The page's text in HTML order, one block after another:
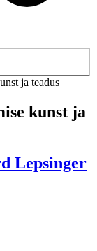
ja teadus
kunst ja
Lepsinger